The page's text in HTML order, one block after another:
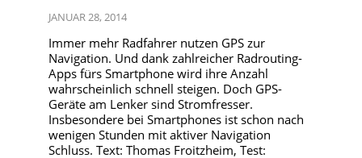
JANUAR 28, 2014
Immer mehr Radfahrer nutzen GPS zur
Navigation. Und dank zahlreicher Radrouting-
Apps fürs Smartphone wird ihre Anzahl
wahrscheinlich schnell steigen. Doch GPS-
Geräte am Lenker sind Stromfresser.
Insbesondere bei Smartphones ist schon nach
wenigen Stunden mit aktiver Navigation
Schluss. Text: Thomas Froitzheim, Test: